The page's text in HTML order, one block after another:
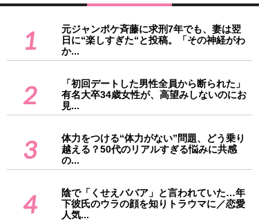
1
元ジャンポケ斉藤に求刑7年でも、妻は翌
日に“楽しすぎた“と投稿。「その神経がわ
か...
2
「初回デートした男性全員から断られた」
有名大卒34歳女性が、高望みしないのにお
見...
3
体力をつける“体力がない”問題、どう乗り
越える？50代のリアルすぎる悩みに共感
の...
4
陰で「くせえババア」と言われていた…年
下彼氏のウラの顔を知りトラウマに／恋愛
人気...